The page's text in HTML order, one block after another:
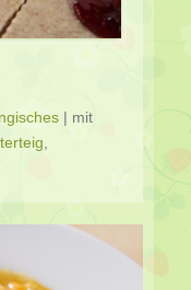
| mit